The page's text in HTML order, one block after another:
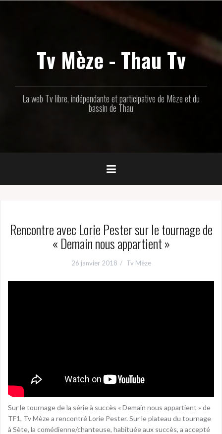
Tv Mèze - Thau Tv
La web Tv libre, indépendante et participative de Mèze et du
bassin de Thau
Rencontre avec Lorie Pester sur le tournage de
« Demain nous appartient »
26 janvier 2018 Tv Mèze
Sur le tournage de la série à succès « Demain nous appartient » de
TF1, Tv Mèze a rencontré Lorie Pester. Sur le plateau du tournage
à Sète, la comédienne/chanteuse, habituée aux succès, a accepté